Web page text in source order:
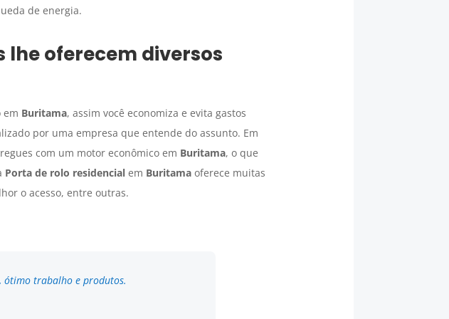
de energia.
oferecem diversos
em Buritama, assim você economiza e evita gastos
por uma empresa que entende do assunto. Em
com um motor econômico em Buritama, o que
Porta de rolo residencialem Buritamaoferece muitas
o acesso, entre outras.
ótimo trabalho e produtos.